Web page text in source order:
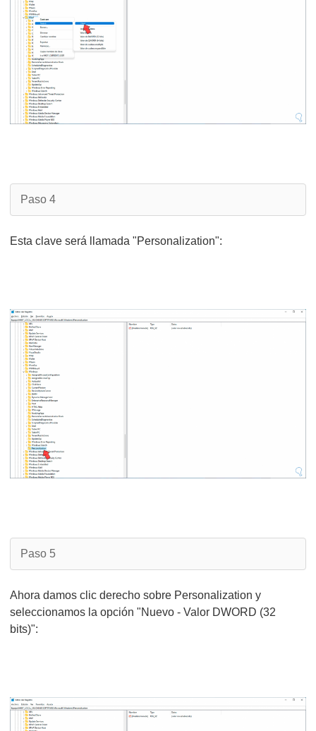
Paso 4
Esta clave será llamada "Personalization":
Paso 5
Ahora damos clic derecho sobre Personalization y
seleccionamos la opción "Nuevo - Valor DWORD (32
bits)":